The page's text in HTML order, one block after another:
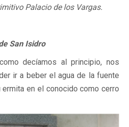
Palacio de los Vargas.
San Isidro
decíamos al principio, nos
ir a beber el agua de la fuente
en el conocido como cerro